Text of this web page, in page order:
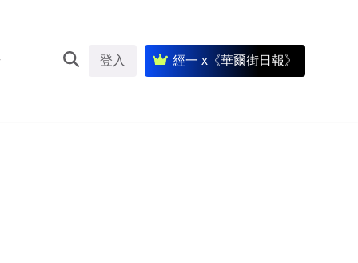
登入 經一 x《華爾街日報》